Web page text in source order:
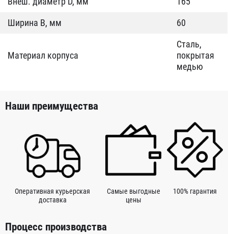
Ширина B, мм
60
Материал корпуса
Сталь,
покрытая
медью
Наши преимущества
Оперативная курьерская
доставка
Самые выгодные
цены
100% гарантия
Процесс производства